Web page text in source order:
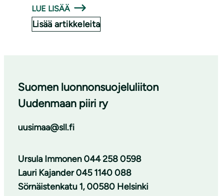
LUE LISÄÄ
Lisää artikkeleita
Suomen luonnonsuojeluliiton
Uudenmaan piiri ry
uusimaa@sll.fi
Ursula Immonen 044 258 0598
Lauri Kajander 045 1140 088
Sörnäistenkatu 1, 00580 Helsinki